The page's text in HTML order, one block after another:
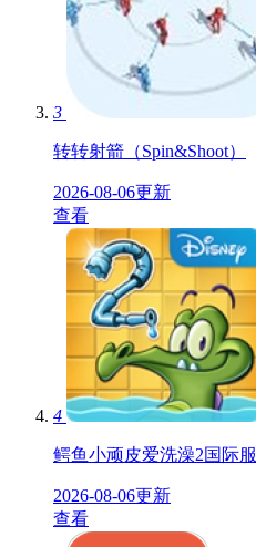
3
转转射箭（Spin&Shoot）
2026-08-06更新
查看
4
鳄鱼小顽皮爱洗澡2国际服
2026-08-06更新
查看